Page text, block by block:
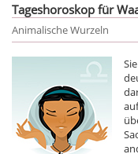
Tageshoroskop für
Animalische Wurzeln